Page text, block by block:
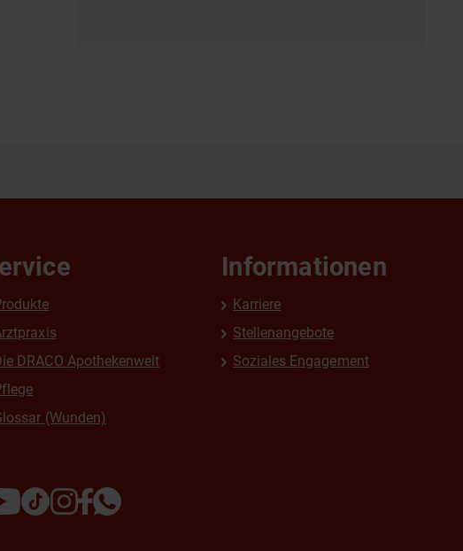
DRACO Apothekenwelt
(Wunden)
Informationen
Karriere
Stellenangebote
Soziales Engagement